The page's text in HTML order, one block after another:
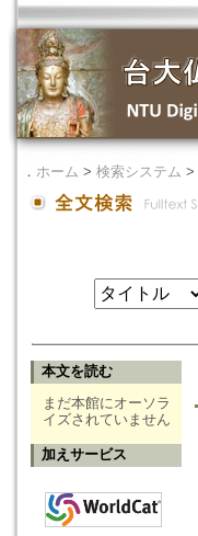
． ホーム > 検索システム >
本文を読む
まだ本館にオーソラ
イズされていません
加えサービス